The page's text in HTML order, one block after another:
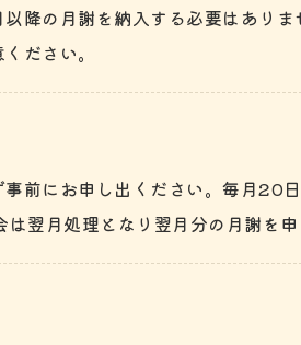
降の月謝を納入する必要はあり
ださい。
前にお申し出ください。毎月20
翌月処理となり翌月分の月謝を申